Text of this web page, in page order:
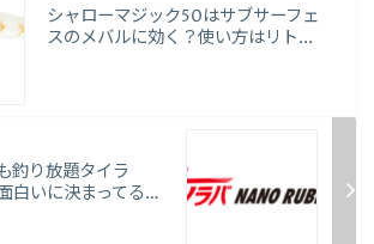
シャローマジック50はサブサーフェ
スのメバルに効く？使い方はリト...
釣り放題タイラ
白いに決まってる…